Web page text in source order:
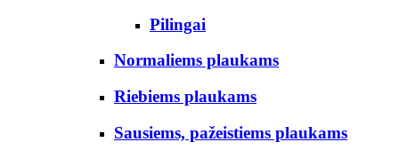
Pilingai
Normaliems plaukams
Riebiems plaukams
Sausiems, pažeistiems plaukams